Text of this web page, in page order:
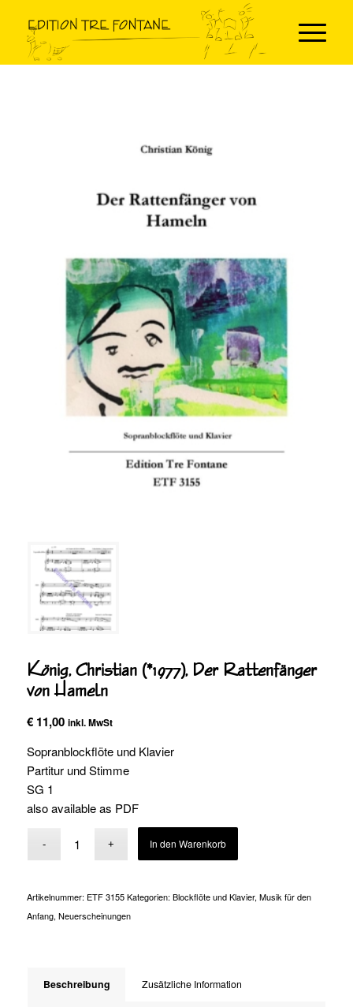
König, Christian (*1977), Der Rattenfänger
von Hameln
€11,00 inkl. MwSt
Sopranblockflöte und Klavier
Partitur und Stimme
SG 1
also available as PDF
In den Warenkorb
Artikelnummer: ETF 3155 Kategorien: Blockflöte und Klavier,Musik für den
Anfang,Neuerscheinungen
Beschreibung Zusätzliche Information